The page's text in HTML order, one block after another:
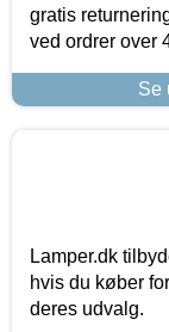
gratis
ved ordrer over
Se
Lamper.dk
hvis du køber
deres udvalg.